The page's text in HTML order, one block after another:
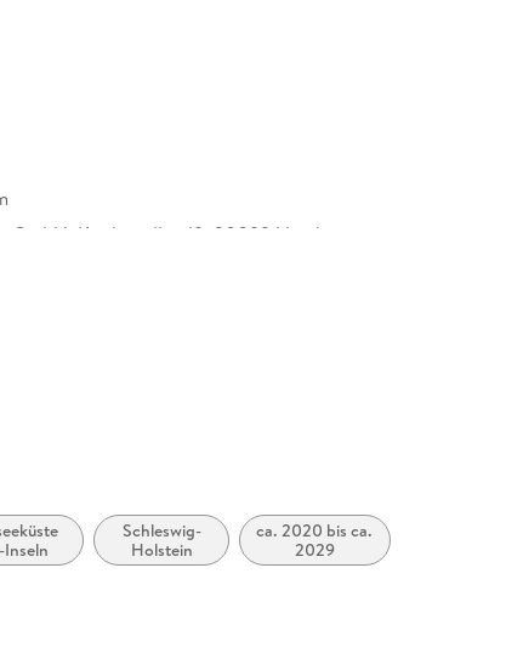
GmbH, Kirchenallee 19, 20099 Hamburg,
Inseln
Schleswig-
Holstein
ca. 2020 bis ca.
2029